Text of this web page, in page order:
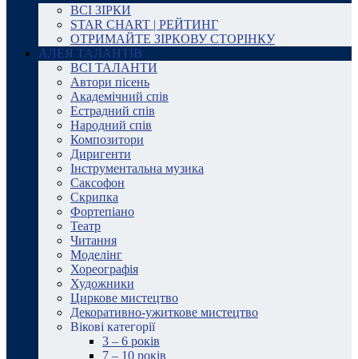
ВСІ ЗІРКИ
STAR CHART | РЕЙТИНГ
ОТРИМАЙТЕ ЗІРКОВУ СТОРІНКУ
АЛЕЯ ТАЛАНТІВ
ВСІ ТАЛАНТИ
Автори пісень
Академічний спів
Естрадний спів
Народний спів
Композитори
Диригенти
Інструментальна музика
Саксофон
Скрипка
Фортепіано
Театр
Читання
Моделінг
Хореографія
Художники
Циркове мистецтво
Декоративно-ужиткове мистецтво
Вікові категорії
3 – 6 років
7 – 10 років